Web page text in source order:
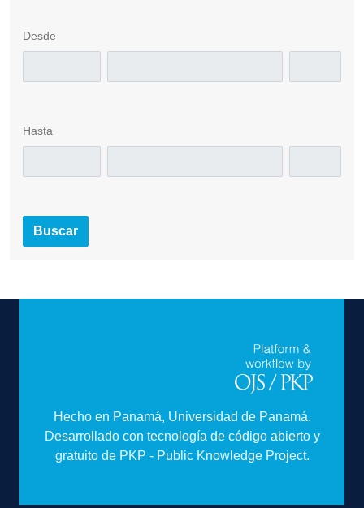
Desde
Hasta
Buscar
Hecho en Panamá, Universidad de Panamá.
Desarrollado con tecnología de código abierto y
gratuito de PKP - Public Knowledge Project.